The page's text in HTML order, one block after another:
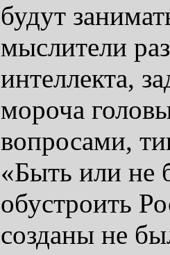
будут
мыслители
интеллекта,
мороча
вопросами,
«Быть или не
обустроить
созданы не